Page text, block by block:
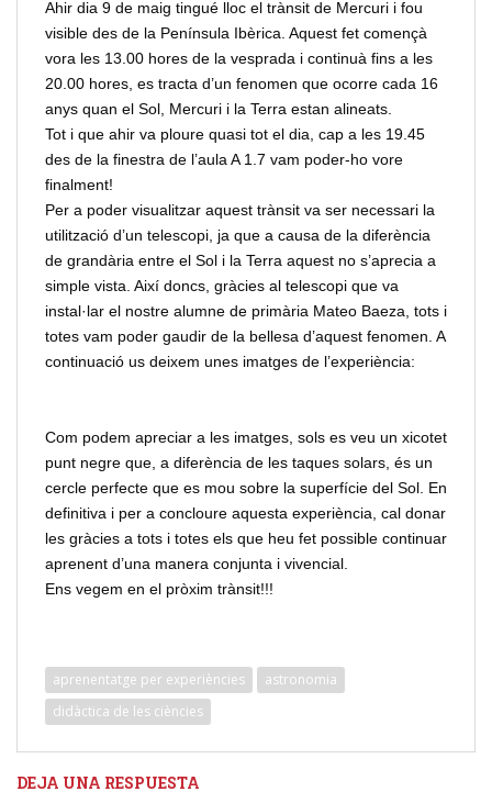
Ahir dia 9 de maig tingué lloc el trànsit de Mercuri i fou
visible des de la Península Ibèrica. Aquest fet començà
vora les 13.00 hores de la vesprada i continuà fins a les
20.00 hores, es tracta d’un fenomen que ocorre cada 16
anys quan el Sol, Mercuri i la Terra estan alineats.
Tot i que ahir va ploure quasi tot el dia, cap a les 19.45
des de la finestra de l’aula A 1.7 vam poder-ho vore
finalment!
Per a poder visualitzar aquest trànsit va ser necessari la
utilització d’un telescopi, ja que a causa de la diferència
de grandària entre el Sol i la Terra aquest no s’aprecia a
simple vista. Així doncs, gràcies al telescopi que va
instal·lar el nostre alumne de primària Mateo Baeza, tots i
totes vam poder gaudir de la bellesa d’aquest fenomen. A
continuació us deixem unes imatges de l’experiència:
Com podem apreciar a les imatges, sols es veu un xicotet
punt negre que, a diferència de les taques solars, és un
cercle perfecte que es mou sobre la superfície del Sol. En
definitiva i per a concloure aquesta experiència, cal donar
les gràcies a tots i totes els que heu fet possible continuar
aprenent d’una manera conjunta i vivencial.
Ens vegem en el pròxim trànsit!!!
aprenentatge per experiències
astronomia
didàctica de les ciències
DEJA UNA RESPUESTA